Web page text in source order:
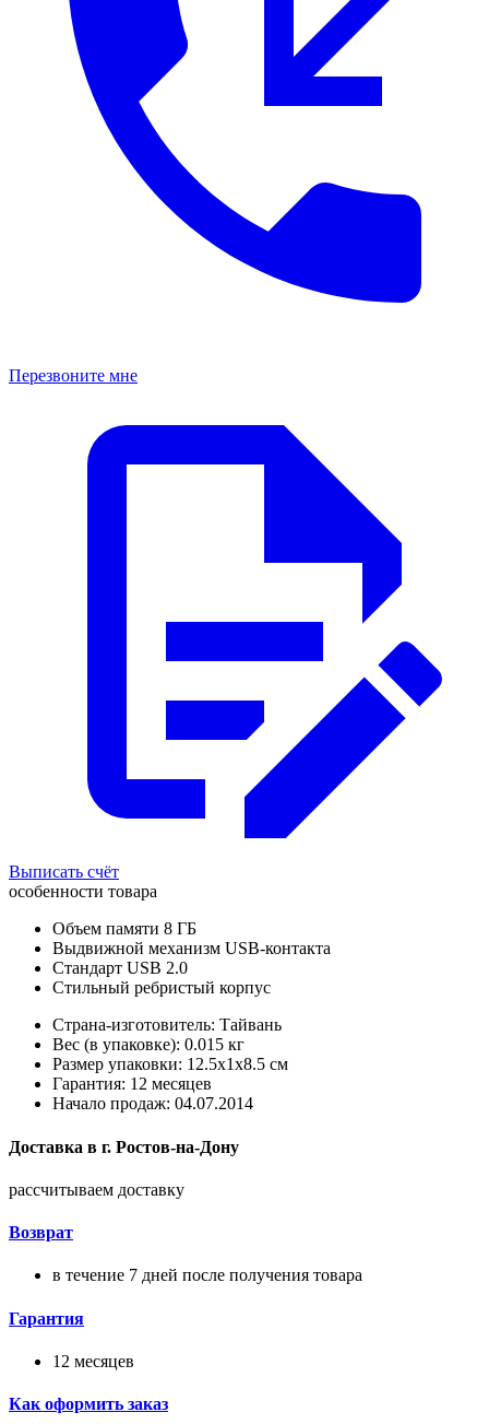
Перезвоните мне
Выписать счёт
особенности товара
Объем памяти 8 ГБ
Выдвижной механизм USB-контакта
Стандарт USB 2.0
Стильный ребристый корпус
Страна-изготовитель: Тайвань
Вес (в упаковке): 0.015 кг
Размер упаковки: 12.5x1x8.5 см
Гарантия: 12 месяцев
Начало продаж: 04.07.2014
Доставка в г. Ростов-на-Дону
рассчитываем доставку
Возврат
в течение 7 дней после получения товара
Гарантия
12 месяцев
Как оформить заказ